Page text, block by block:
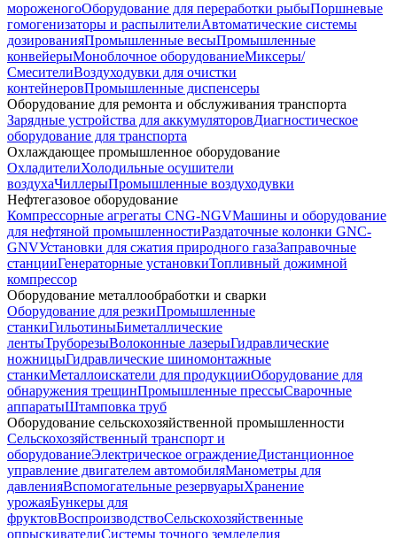
мороженогоОборудование для переработки рыбыПоршневые
гомогенизаторы и распылителиАвтоматические системы
дозированияПромышленные весыПромышленные
конвейерыМоноблочное оборудованиеМиксеры/
СмесителиВоздуходувки для очистки
контейнеровПромышленные диспенсеры
Оборудование для ремонта и обслуживания транспорта
Зарядные устройства для аккумуляторовДиагностическое
оборудование для транспорта
Охлаждающее промышленное оборудование
ОхладителиХолодильные осушители
воздухаЧиллерыПромышленные воздуходувки
Нефтегазовое оборудование
Компрессорные агрегаты CNG-NGVМашины и оборудование
для нефтяной промышленностиРаздаточные колонки GNC-
GNVУстановки для сжатия природного газаЗаправочные
станцииГенераторные установкиТопливный дожимной
компрессор
Оборудование металлообработки и сварки
Оборудование для резкиПромышленные
станкиГильотиныБиметаллические
лентыТруборезыВолоконные лазерыГидравлические
ножницыГидравлические шиномонтажные
станкиМеталлоискатели для продукцииОборудование для
обнаружения трещинПромышленные прессыСварочные
аппаратыШтамповка труб
Оборудование сельскохозяйственной промышленности
Сельскохозяйственный транспорт и
оборудованиеЭлектрическое ограждениеДистанционное
управление двигателем автомобиляМанометры для
давленияВспомогательные резервуарыХранение
урожаяБункеры для
фруктовВоспроизводствоСельскохозяйственные
опрыскивателиСистемы точного земледелия